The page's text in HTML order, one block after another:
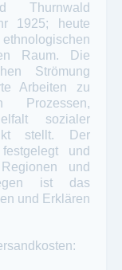
Thurnwald
1925; heute
Raum. Die
Strömung
Arbeiten zu
Prozessen,
sozialer
stellt. Der
und
und
ist das
und Erklären